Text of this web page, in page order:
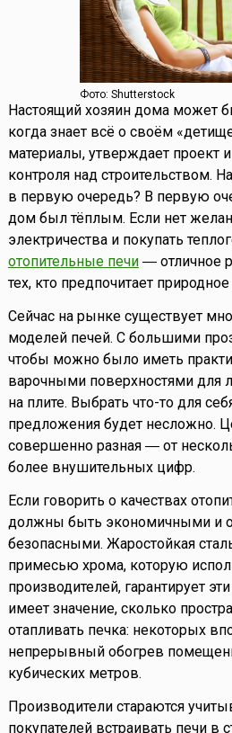
Фото: Shutterstock
Настоящий хозяин дома может
когда знает всё о своём
материалы, утверждает проект
контроля над строительством.
в первую очередь? В первую
дом был тёплым. Если нет
электричества и покупать
отопительные печи― отличное
тех, кто предпочитает
Сейчас на рынке существует
моделей печей. С большими
чтобы можно было иметь
варочными поверхностями для
на плите. Выбрать что-то для
предложения будет несложно.
совершенно разная ― от
более внушительных цифр.
Если говорить о качествах
должны быть экономичными и
безопасными. Жаростойкая
примесью хрома, которую
производителей, гарантирует
имеет значение, сколько
отапливать печка: некоторых
непрерывный обогрев
кубических метров.
Производители стараются
покупателей встраивать печи